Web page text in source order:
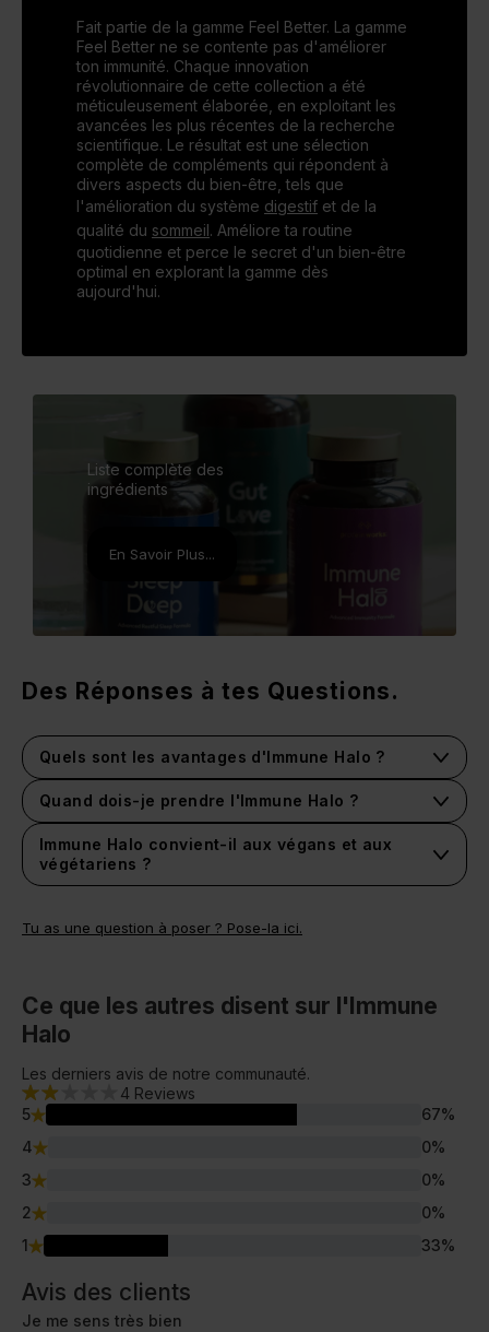
Fait partie de la gamme Feel Better. La gamme
Feel Better ne se contente pas d'améliorer
ton immunité. Chaque innovation
révolutionnaire de cette collection a été
méticuleusement élaborée, en exploitant les
avancées les plus récentes de la recherche
scientifique. Le résultat est une sélection
complète de compléments qui répondent à
divers aspects du bien-être, tels que
l'amélioration du système digestif et de la
qualité du sommeil. Améliore ta routine
quotidienne et perce le secret d'un bien-être
optimal en explorant la gamme dès
aujourd'hui.
Liste complète des
ingrédients
En Savoir Plus...
Des Réponses à tes Questions.
Quels sont les avantages d'Immune Halo ?
Quand dois-je prendre l'Immune Halo ?
Immune Halo convient-il aux végans et aux
végétariens ?
Tu as une question à poser ? Pose-la ici.
Ce que les autres disent sur l'Immune
Halo
Les derniers avis de notre communauté.
4 Reviews
5
67%
4
0%
3
0%
2
0%
1
33%
Avis des clients
Je me sens très bien